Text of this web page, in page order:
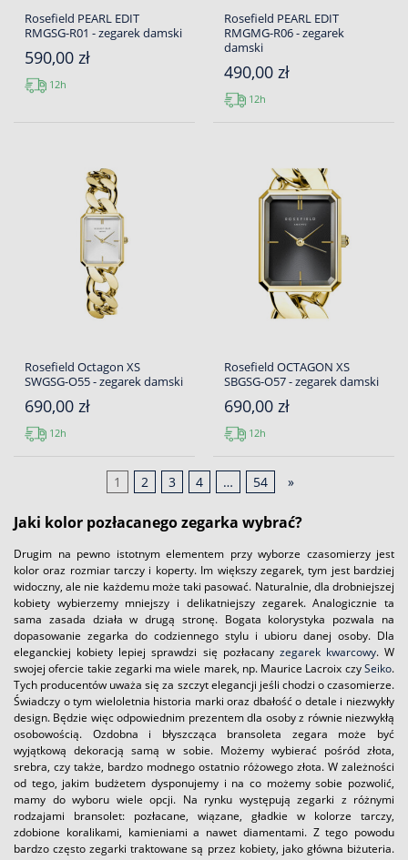
Rosefield PEARL EDIT
RMGSG-R01 - zegarek damski
590,00 zł
12h
Rosefield PEARL EDIT
RMGMG-R06 - zegarek
damski
490,00 zł
12h
Rosefield Octagon XS
SWGSG-O55 - zegarek damski
690,00 zł
12h
Rosefield OCTAGON XS
SBGSG-O57 - zegarek damski
690,00 zł
12h
1 2 3 4 … 54 »
Jaki kolor pozłacanego zegarka wybrać?
Drugim na pewno istotnym elementem przy wyborze czasomierzy jest
kolor oraz rozmiar tarczy i koperty. Im większy zegarek, tym jest bardziej
widoczny, ale nie każdemu może taki pasować. Naturalnie, dla drobniejszej
kobiety wybierzemy mniejszy i delikatniejszy zegarek. Analogicznie ta
sama zasada działa w drugą stronę. Bogata kolorystyka pozwala na
dopasowanie zegarka do codziennego stylu i ubioru danej osoby. Dla
eleganckiej kobiety lepiej sprawdzi się pozłacany zegarek kwarcowy. W
swojej ofercie takie zegarki ma wiele marek, np. Maurice Lacroix czySeiko.
Tych producentów uważa się za szczyt elegancji jeśli chodzi o czasomierze.
Świadczy o tym wieloletnia historia marki oraz dbałość o detale i niezwykły
design. Będzie więc odpowiednim prezentem dla osoby z równie niezwykłą
osobowością. Ozdobna i błyszcząca bransoleta zegara może być
wyjątkową dekoracją samą w sobie. Możemy wybierać pośród złota,
srebra, czy także, bardzo modnego ostatnio różowego złota. W zależności
od tego, jakim budżetem dysponujemy i na co możemy sobie pozwolić,
mamy do wyboru wiele opcji. Na rynku występują zegarki z różnymi
rodzajami bransolet: pozłacane, wiązane, gładkie w kolorze tarczy,
zdobione koralikami, kamieniami a nawet diamentami. Z tego powodu
bardzo często zegarki traktowane są przez kobiety, jako główna biżuteria.